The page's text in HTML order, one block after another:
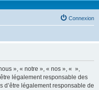
Connexion
», « notre », « nos », « »,
légalement responsable des
d’être légalement responsable de